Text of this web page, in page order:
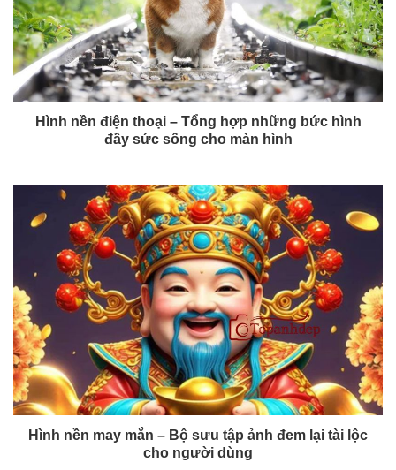
Hình nền điện thoại – Tổng hợp những bức hình
đầy sức sống cho màn hình
Hình nền may mắn – Bộ sưu tập ảnh đem lại tài lộc
cho người dùng